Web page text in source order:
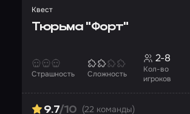
Квест
Тюрьма "Форт"
Страшность Сложность
Кол-во
игроков
2-8
9.7/10 (22 команды)